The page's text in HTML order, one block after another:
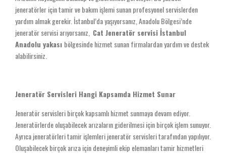
jeneratörler için tamir ve bakım işlemi sunan profesyonel servislerden
yardım almak gerekir. İstanbul’da yaşıyorsanız, Anadolu Bölgesi’nde
jeneratör servisi arıyorsanız, Cat Jeneratör servisi İstanbul
Anadolu yakası bölgesinde hizmet sunan firmalardan yardım ve destek
alabilirsiniz.
Jeneratör Servisleri Hangi Kapsamda Hizmet Sunar
Jeneratör servisleri birçok kapsamlı hizmet sunmaya devam ediyor.
Jeneratörlerde oluşabilecek arızaların giderilmesi için birçok işlem sunuyor.
Ayrıca jeneratörleri tamir işlemleri jeneratör servisleri tarafından yapılıyor.
Oluşabilecek birçok arıza için deneyimli ekip elemanları tamir hizmetleri